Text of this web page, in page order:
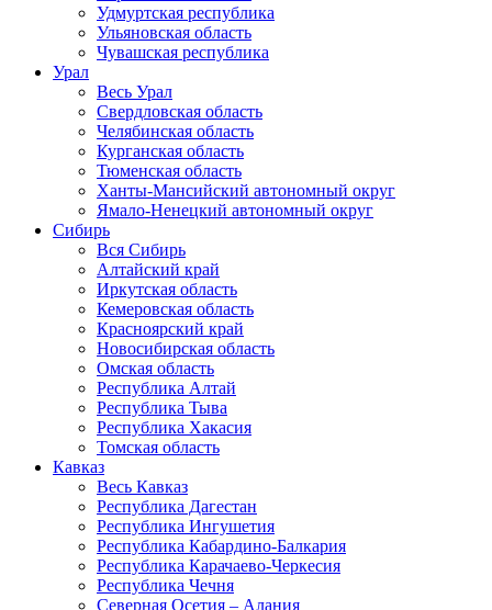
Удмуртская республика
Ульяновская область
Чувашская республика
Урал
Весь Урал
Свердловская область
Челябинская область
Курганская область
Тюменская область
Ханты-Мансийский автономный округ
Ямало-Ненецкий автономный округ
Сибирь
Вся Сибирь
Алтайский край
Иркутская область
Кемеровская область
Красноярский край
Новосибирская область
Омская область
Республика Алтай
Республика Тыва
Республика Хакасия
Томская область
Кавказ
Весь Кавказ
Республика Дагестан
Республика Ингушетия
Республика Кабардино-Балкария
Республика Карачаево-Черкесия
Республика Чечня
Северная Осетия – Алания